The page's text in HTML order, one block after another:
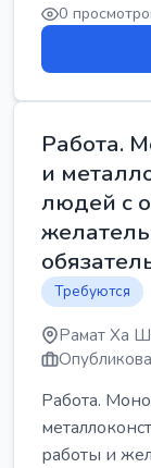
0
Работа.
и
людей с
Требуются
Рамат Ха
Работа.
работы и